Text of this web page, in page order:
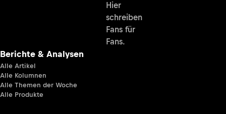
Hier
schreiben
Fans für
Fans.
Berichte & Analysen
Alle Artikel
Alle Kolumnen
Alle Themen der Woche
Alle Produkte